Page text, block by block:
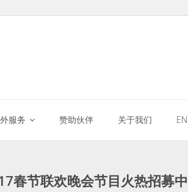
服务 赞助伙伴 关于我们 EN
春节联欢晚会节目火热招募中